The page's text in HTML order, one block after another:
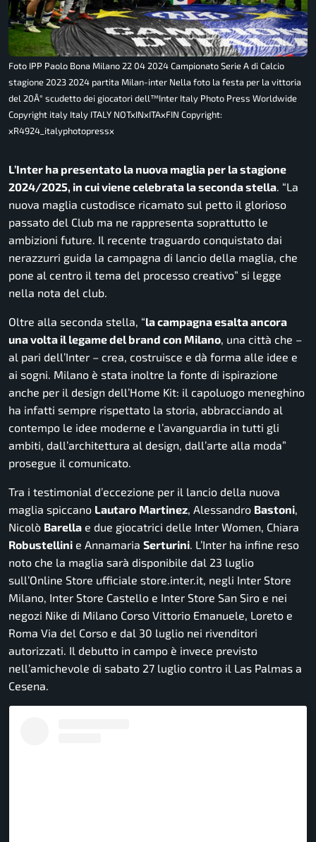
Foto IPP Paolo Bona Milano 22 04 2024 Campionato Serie A di Calcio
stagione 2023 2024 partita Milan-inter Nella foto la festa per la vittoria
del 20Â° scudetto dei giocatori dell™Inter Italy Photo Press Worldwide
Copyright italy Italy ITALY NOTxINxITAxFIN Copyright:
xR4924_italyphotopressx
L’Inter ha presentato la nuova maglia per la stagione
2024/2025, in cui viene celebrata la seconda stella. “La
nuova maglia custodisce ricamato sul petto il glorioso
passato del Club ma ne rappresenta soprattutto le
ambizioni future. Il recente traguardo conquistato dai
nerazzurri guida la campagna di lancio della maglia, che
pone al centro il tema del processo creativo” si legge
nella nota del club.
Oltre alla seconda stella, “la campagna esalta ancora
una volta il legame del brand con Milano, una città che –
al pari dell’Inter – crea, costruisce e dà forma alle idee e
ai sogni. Milano è stata inoltre la fonte di ispirazione
anche per il design dell’Home Kit: il capoluogo meneghino
ha infatti sempre rispettato la storia, abbracciando al
contempo le idee moderne e l’avanguardia in tutti gli
ambiti, dall’architettura al design, dall’arte alla moda”
prosegue il comunicato.
Tra i testimonial d’eccezione per il lancio della nuova
maglia spiccano Lautaro Martinez, Alessandro Bastoni,
Nicolò Barella e due giocatrici delle Inter Women, Chiara
Robustellini e Annamaria Serturini. L’Inter ha infine reso
noto che la maglia sarà disponibile dal 23 luglio
sull’Online Store ufficiale store.inter.it, negli Inter Store
Milano, Inter Store Castello e Inter Store San Siro e nei
negozi Nike di Milano Corso Vittorio Emanuele, Loreto e
Roma Via del Corso e dal 30 luglio nei rivenditori
autorizzati. Il debutto in campo è invece previsto
nell’amichevole di sabato 27 luglio contro il Las Palmas a
Cesena.